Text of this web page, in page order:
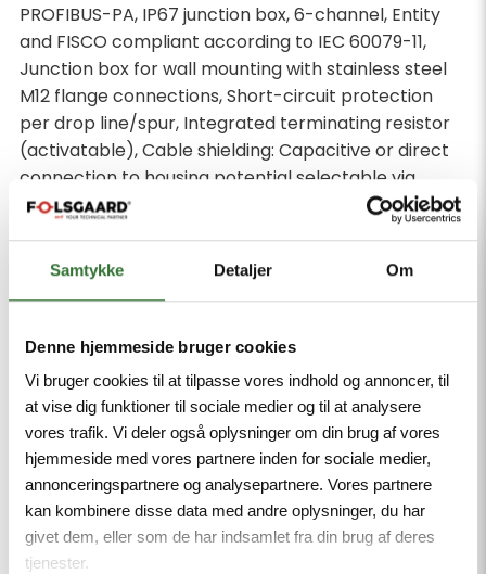
Samtykke Detaljer Om
Denne hjemmeside bruger cookies
Vi bruger cookies til at tilpasse vores indhold og annoncer, til
at vise dig funktioner til sociale medier og til at analysere
vores trafik. Vi deler også oplysninger om din brug af vores
hjemmeside med vores partnere inden for sociale medier,
annonceringspartnere og analysepartnere. Vores partnere
kan kombinere disse data med andre oplysninger, du har
givet dem, eller som de har indsamlet fra din brug af deres
tjenester.
PROFIBUS-PA, IP67 junction box, 6-channel, Entity
and FISCO compliant according to IEC 60079-11,
Junction box for wall mounting with stainless steel
M12 flange connections, Short-circuit protection
per drop line/spur, Integrated terminating resistor
(activatable), Cable shielding: Capacitive or direct
connection to housing potential selectable via
switch, Isolated support terminal for optional
protective conductor incorporated in cable,
Powder-coated die-cast aluminium housing,
Pressure compensation element protects against
via M5 x 1 bolt
Minimum order quantity: 1
Description